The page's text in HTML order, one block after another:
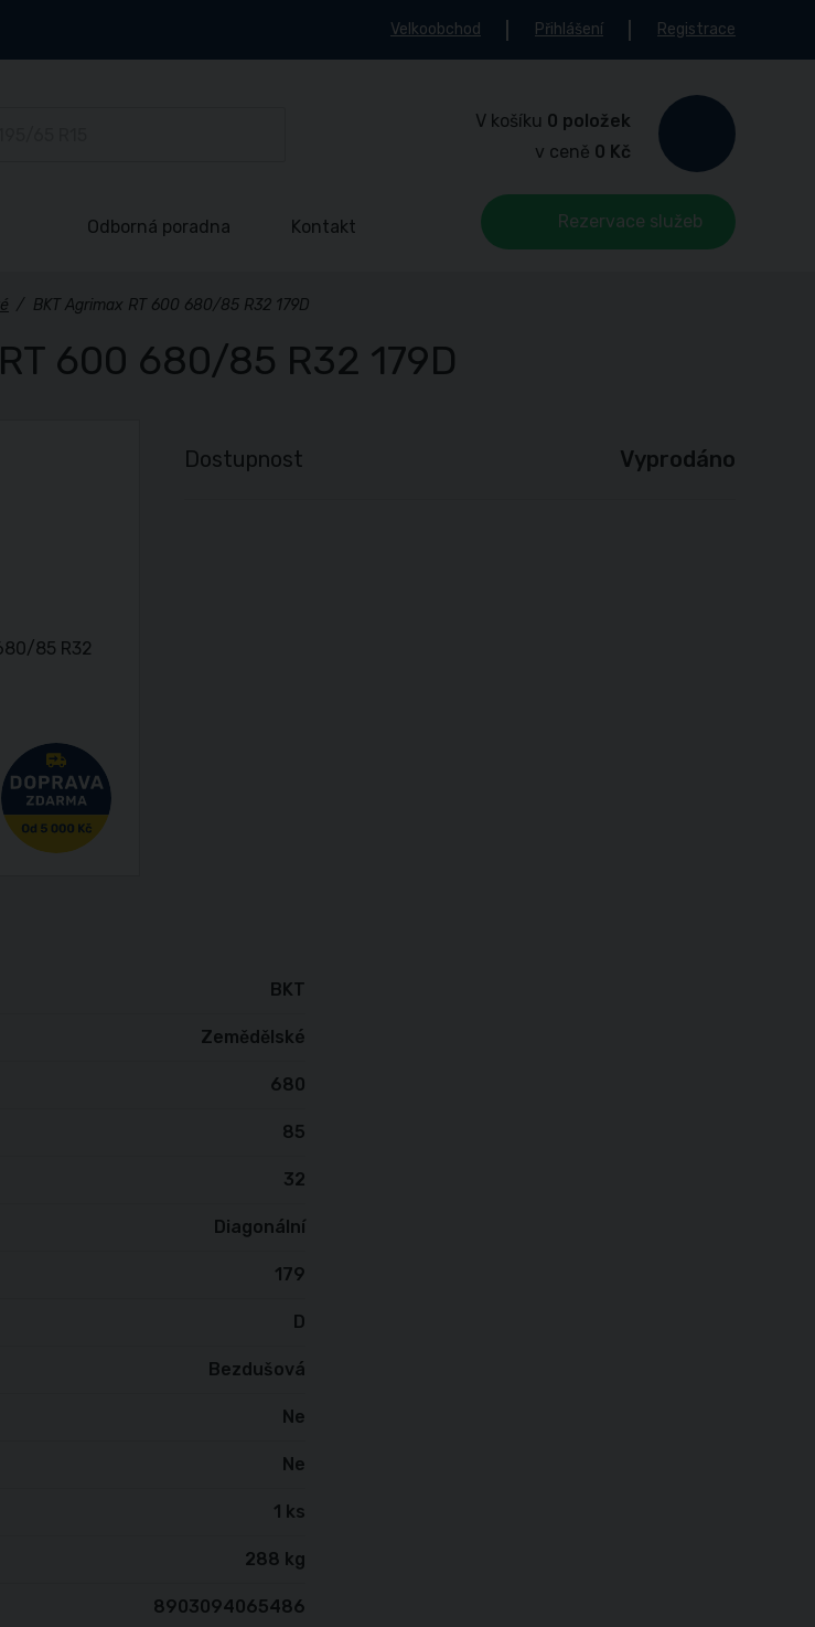
Velkoobchod Přihlášení Registrace
V košíku 0 položek
v ceně 0 Kč
Odborná poradna Kontakt Rezervace služeb
/ BKT Agrimax RT 600 680/85 R32 179D
600 680/85 R32 179D
Dostupnost Vyprodáno
BKT
Zemědělské
680
85
32
Diagonální
179
D
Bezdušová
Ne
Ne
1 ks
288 kg
8903094065486